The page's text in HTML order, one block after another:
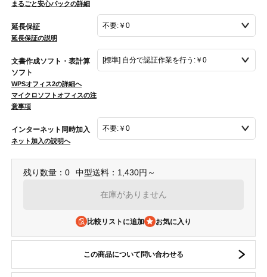
まるごと安心パックの詳細
延長保証
延長保証の説明
文書作成ソフト・表計算
ソフト
WPSオフィス2の詳細へ
マイクロソフトオフィスの注
意事項
インターネット同時加入
ネット加入の説明へ
残り数量：0 中型送料：1,430円～
在庫がありません
比較リストに追加
この商品について問い合わせる